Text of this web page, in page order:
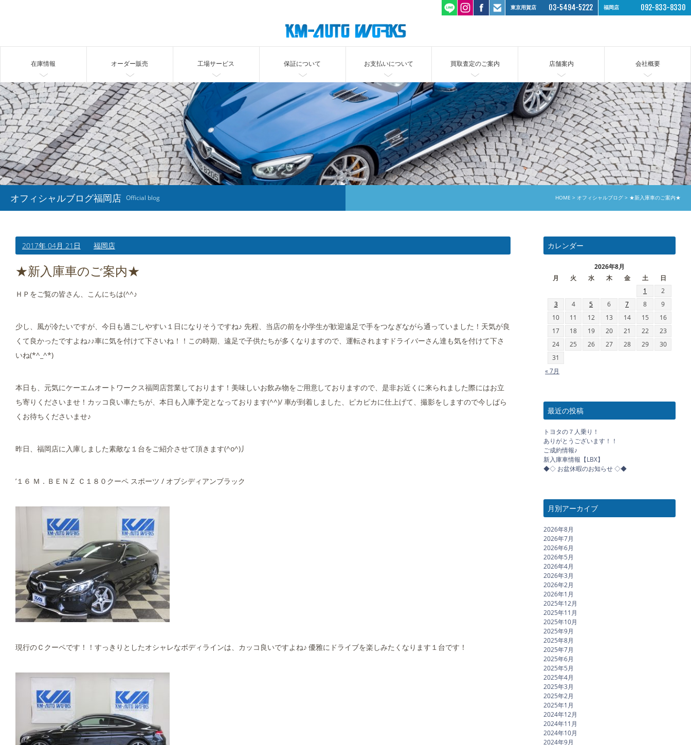
東京用賀店 03-5494-5222 福岡店 092-833-8330
在庫情報 オーダー販売 工場サービス 保証について お支払いについて 買取査定のご案内 店舗案内 会社概要
オフィシャルブログ福岡店 Official blog HOME オフィシャルブログ ★新入庫車のご案内★
2017年 04月 21日 福岡店
★新入庫車のご案内★
ＨＰをご覧の皆さん、こんにちは(^^♪
少し、風が冷たいですが、今日も過ごしやすい１日になりそうですね♪ 先程、当店の前を小学生が歓迎遠足で手をつなぎながら通っていました！天気が良
くて良かったですよね♪♪車に気を付けて下さいね！！この時期、遠足で子供たちが多くなりますので、運転されますドライバーさん達も気を付けて下さ
いね(*^_^*)
本日も、元気にケーエムオートワークス福岡店営業しております！美味しいお飲み物をご用意しておりますので、是非お近くに来られました際にはお立
ち寄りくださいませ！カッコ良い車たちが、本日も入庫予定となっております(^^)/ 車が到着しました、ピカピカに仕上げて、撮影をしますので今しばら
くお待ちくださいませ♪
昨日、福岡店に入庫しました素敵な１台をご紹介させて頂きます(^o^)丿
’１６ Ｍ．ＢＥＮＺ Ｃ１８０クーペ スポーツ / オブシディアンブラック
現行のＣクーペです！！すっきりとしたオシャレなボディラインは、カッコ良いですよね♪ 優雅にドライブを楽しみたくなります１台です！
カレンダー
2026年8月
月
火 水 木 金 土
日
1
2
3
4 5 6 7 8
9
10
11 12 13 14 15
16
17
18 19 20 21 22
23
24
25 26 27 28 29
30
31
« 7月
最近の投稿
トヨタの７人乗り！
ありがとうございます！！
ご成約情報♪
新入庫車情報【LBX】
◆◇ お盆休暇のお知らせ ◇◆
月別アーカイブ
2026年8月
2026年7月
2026年6月
2026年5月
2026年4月
2026年3月
2026年2月
2026年1月
2025年12月
2025年11月
2025年10月
2025年9月
2025年8月
2025年7月
2025年6月
2025年5月
2025年4月
2025年3月
2025年2月
2025年1月
2024年12月
2024年11月
2024年10月
2024年9月